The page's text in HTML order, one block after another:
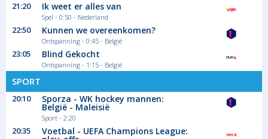
00:30
Long Bright River
Seizoen 1 aflevering
Mickey wordt geconfronteerd met de
Serie/Feuilleton Misdaad
01:25
21:20 Ik weet er alles van
Spel - 0:50 - Nederland
22:50 Kunnen we overeenkomen?
Ontspanning - 0:45 - België
23:05 Blind Gekocht
Ontspanning - 1:15 - België
SPORT
20:10 Sporza - WK hockey mannen:
België - Maleisië
Sport - 2:20
20:35 Voetbal - UEFA Champions League: